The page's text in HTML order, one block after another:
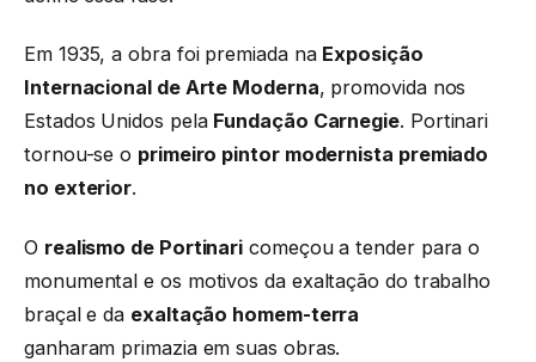
Em 1935, a obra foi premiada na Exposição
Internacional de Arte Moderna, promovida nos
Estados Unidos pela Fundação Carnegie. Portinari
tornou-se o primeiro pintor modernista premiado
no exterior.
O realismo de Portinari começou a tender para o
monumental e os motivos da exaltação do trabalho
braçal e da exaltação homem-terra
ganharam primazia em suas obras.